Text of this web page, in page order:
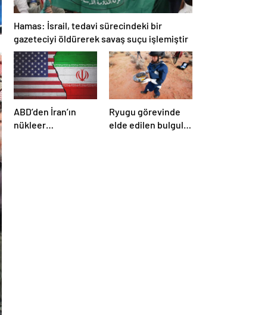
Hamas: İsrail, tedavi sürecindeki bir
gazeteciyi öldürerek savaş suçu işlemiştir
ABD’den İran’ın
nükleer
Ryugu görevinde
elde edilen bulgular